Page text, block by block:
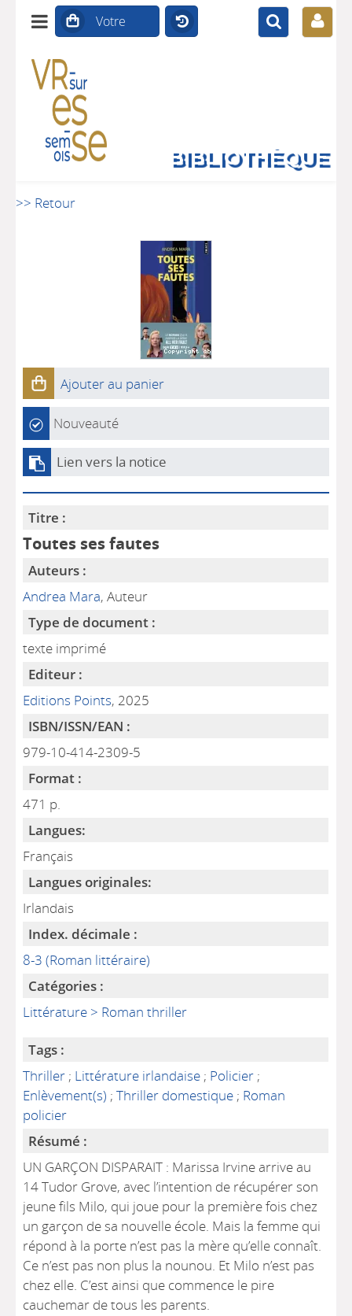
BIBLIOTHÈQUE
>> Retour
Ajouter au panier
Nouveauté
Lien vers la notice
Titre :
Toutes ses fautes
Auteurs :
Andrea Mara, Auteur
Type de document :
texte imprimé
Editeur :
Editions Points, 2025
ISBN/ISSN/EAN :
979-10-414-2309-5
Format :
471 p.
Langues:
Français
Langues originales:
Irlandais
Index. décimale :
8-3 (Roman littéraire)
Catégories :
Littérature > Roman thriller
Tags :
Thriller ; Littérature irlandaise ; Policier ;
Enlèvement(s) ;Thriller domestique ; Roman
policier
Résumé :
UN GARÇON DISPARAIT : Marissa Irvine arrive au
14 Tudor Grove, avec l’intention de récupérer son
jeune fils Milo, qui joue pour la première fois chez
un garçon de sa nouvelle école. Mais la femme qui
répond à la porte n’est pas la mère qu’elle connaît.
Ce n’est pas non plus la nounou. Et Milo n’est pas
chez elle. C’est ainsi que commence le pire
cauchemar de tous les parents.